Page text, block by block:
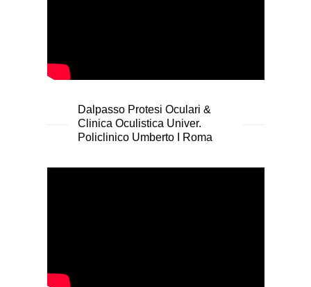
Dalpasso Protesi Oculari &
Clinica Oculistica Univer.
Policlinico Umberto I Roma